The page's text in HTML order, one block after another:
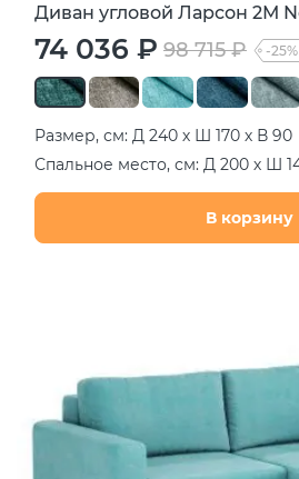
Диван угловой Ларсон 2М
74 036 ₽ 98 715 ₽ -25%
Размер, см: Д 240 х Ш 170 х В 90
Спальное место, см: Д 200 х Ш
В корзину